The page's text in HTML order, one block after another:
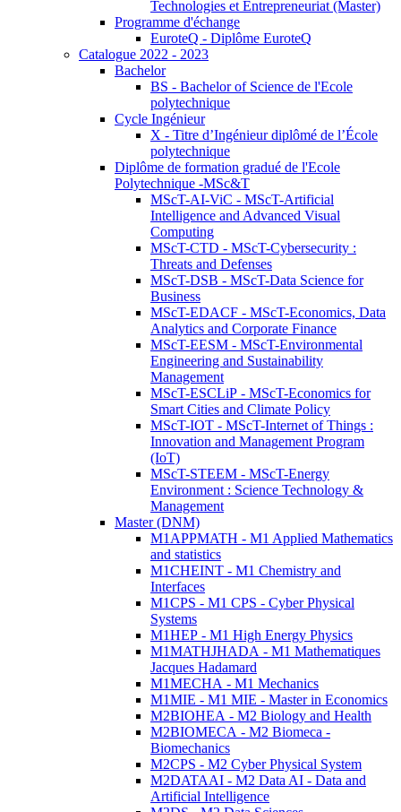
Technologies et Entrepreneuriat (Master)
Programme d'échange
EuroteQ - Diplôme EuroteQ
Catalogue 2022 - 2023
Bachelor
BS - Bachelor of Science de l'Ecole
polytechnique
Cycle Ingénieur
X - Titre d’Ingénieur diplômé de l’École
polytechnique
Diplôme de formation gradué de l'Ecole
Polytechnique -MSc&T
MScT-AI-ViC - MScT-Artificial
Intelligence and Advanced Visual
Computing
MScT-CTD - MScT-Cybersecurity :
Threats and Defenses
MScT-DSB - MScT-Data Science for
Business
MScT-EDACF - MScT-Economics, Data
Analytics and Corporate Finance
MScT-EESM - MScT-Environmental
Engineering and Sustainability
Management
MScT-ESCLiP - MScT-Economics for
Smart Cities and Climate Policy
MScT-IOT - MScT-Internet of Things :
Innovation and Management Program
(IoT)
MScT-STEEM - MScT-Energy
Environment : Science Technology &
Management
Master (DNM)
M1APPMATH - M1 Applied Mathematics
and statistics
M1CHEINT - M1 Chemistry and
Interfaces
M1CPS - M1 CPS - Cyber Physical
Systems
M1HEP - M1 High Energy Physics
M1MATHJHADA - M1 Mathematiques
Jacques Hadamard
M1MECHA - M1 Mechanics
M1MIE - M1 MIE - Master in Economics
M2BIOHEA - M2 Biology and Health
M2BIOMECA - M2 Biomeca -
Biomechanics
M2CPS - M2 Cyber Physical System
M2DATAAI - M2 Data AI - Data and
Artificial Intelligence